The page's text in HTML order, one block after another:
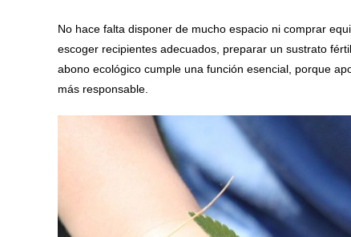
No hace falta disponer de mucho espacio ni comprar
escoger recipientes adecuados, preparar un sustrato
abono ecológico cumple una función esencial, porque
más responsable.